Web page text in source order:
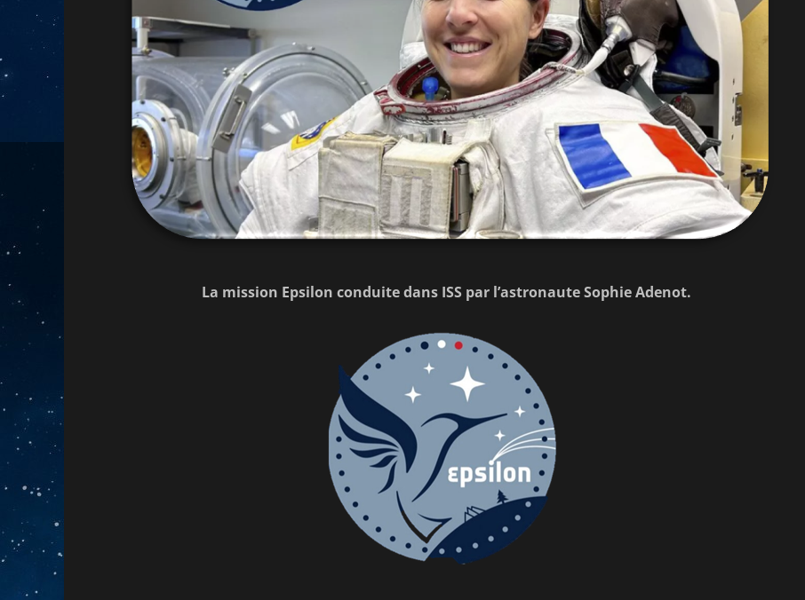
La mission Epsilon conduite dans ISS par l’astronaute Sophie Adenot.